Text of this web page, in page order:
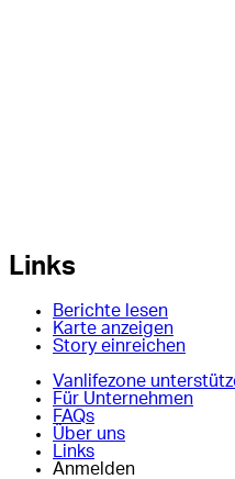
Links
Berichte lesen
Karte anzeigen
Story einreichen
Vanlifezone
Für Unternehmen
FAQs
Über uns
Links
Anmelden